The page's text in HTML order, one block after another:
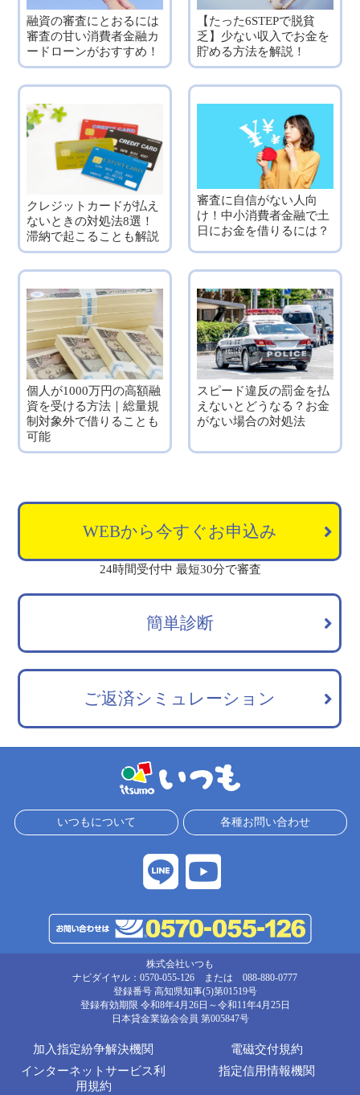
融資の審査にとおるには
審査の甘い消費者金融カ
ードローンがおすすめ！
【たった6STEPで脱貧
乏】少ない収入でお金を
貯める方法を解説！
クレジットカードが払え
ないときの対処法8選！
滞納で起こることも解説
審査に自信がない人向
け！中小消費者金融で土
日にお金を借りるには？
個人が1000万円の高額融
資を受ける方法｜総量規
制対象外で借りることも
可能
スピード違反の罰金を払
えないとどうなる？お金
がない場合の対処法
WEBから今すぐお申込み
24時間受付中 最短30分で審査
簡単診断
ご返済シミュレーション
いつもについて 各種お問い合わせ
株式会社いつも
ナビダイヤル：0570-055-126 または 088-880-0777
登録番号 高知県知事(5)第01519号
登録有効期限 令和8年4月26日～令和11年4月25日
日本貸金業協会会員 第005847号
加入指定紛争解決機関
電磁交付規約
インターネットサービス利
用規約
指定信用情報機関